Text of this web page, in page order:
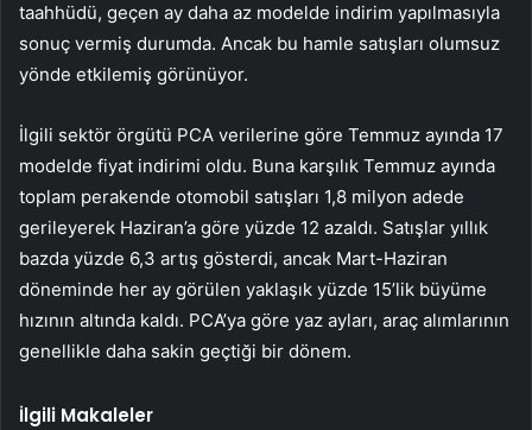
taahhüdü, geçen ay daha az modelde indirim yapılmasıyla
sonuç vermiş durumda. Ancak bu hamle satışları olumsuz
yönde etkilemiş görünüyor.
İlgili sektör örgütü PCA verilerine göre Temmuz ayında 17
modelde fiyat indirimi oldu. Buna karşılık Temmuz ayında
toplam perakende otomobil satışları 1,8 milyon adede
gerileyerek Haziran’a göre yüzde 12 azaldı. Satışlar yıllık
bazda yüzde 6,3 artış gösterdi, ancak Mart-Haziran
döneminde her ay görülen yaklaşık yüzde 15’lik büyüme
hızının altında kaldı. PCA’ya göre yaz ayları, araç alımlarının
genellikle daha sakin geçtiği bir dönem.
İlgili Makaleler